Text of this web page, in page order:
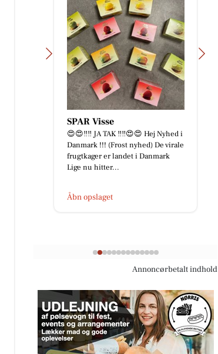
SPAR Visse
😍😍‼️‼️ JA TAK ‼️‼️😍😍 Hej Nyhed i
Danmark !!! (Frost nyhed) De virale
frugtkager er landet i Danmark
Lige nu hitter...
Åbn opslaget
Annoncørbetalt indhold